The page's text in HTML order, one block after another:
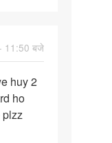
11:50 बजे
huy 2
ho
plzz